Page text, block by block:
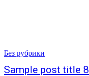
Без рубрики
Sample post title 8